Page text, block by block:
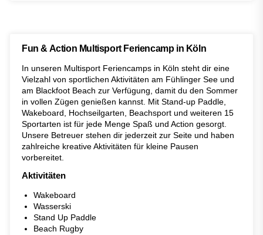
Fun & Action Multisport Feriencamp in Köln
In unseren Multisport Feriencamps in Köln steht dir eine
Vielzahl von sportlichen Aktivitäten am Fühlinger See und
am Blackfoot Beach zur Verfügung, damit du den Sommer
in vollen Zügen genießen kannst. Mit Stand-up Paddle,
Wakeboard, Hochseilgarten, Beachsport und weiteren 15
Sportarten ist für jede Menge Spaß und Action gesorgt.
Unsere Betreuer stehen dir jederzeit zur Seite und haben
zahlreiche kreative Aktivitäten für kleine Pausen
vorbereitet.
Aktivitäten
Wakeboard
Wasserski
Stand Up Paddle
Beach Rugby